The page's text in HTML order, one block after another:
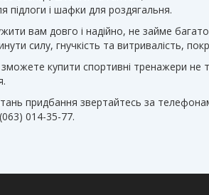
підлоги і шафки для роздягальня.
вам довго і надійно, не займе
силу, гнучкість та витривалість,
купити спортивні тренажери не
придбання звертайтесь за
014-35-77.